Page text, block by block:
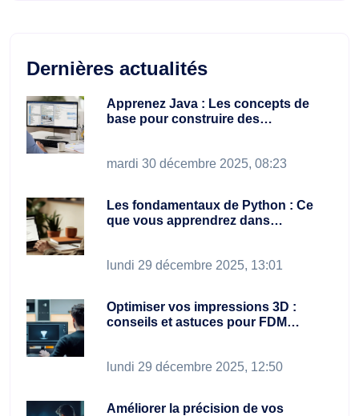
Dernières actualités
Apprenez Java : Les concepts de
base pour construire des…
mardi 30 décembre 2025, 08:23
Les fondamentaux de Python : Ce
que vous apprendrez dans…
lundi 29 décembre 2025, 13:01
Optimiser vos impressions 3D :
conseils et astuces pour FDM…
lundi 29 décembre 2025, 12:50
Améliorer la précision de vos